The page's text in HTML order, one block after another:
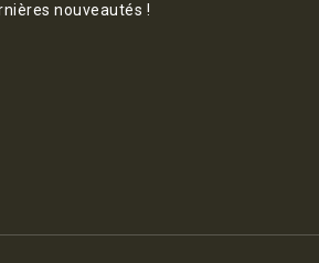
nouveautés !